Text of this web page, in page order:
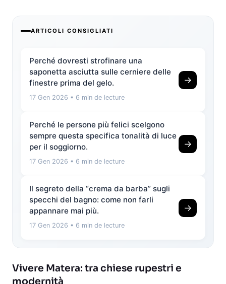
ARTICOLI CONSIGLIATI
Perché dovresti strofinare una
saponetta asciutta sulle cerniere delle
finestre prima del gelo.
17 Gen 2026 • 6 min de lecture
→
Perché le persone più felici scelgono
sempre questa specifica tonalità di luce
per il soggiorno.
17 Gen 2026 • 6 min de lecture
→
Il segreto della “crema da barba” sugli
specchi del bagno: come non farli
appannare mai più.
17 Gen 2026 • 6 min de lecture
→
Vivere Matera: tra chiese rupestri e